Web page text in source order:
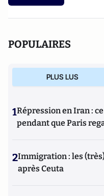
POPULAIRES
PLUS LUS
1Répression en Iran :
pendant que Paris
2Immigration : les
après Ceuta